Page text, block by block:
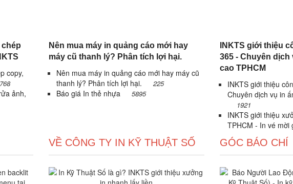
copy,
ảnh,
Nên mua máy in quảng cáo mới hay
máy cũ thanh lý? Phân tích lợi hại.
Nên mua máy in quảng cáo mới hay máy cũ
thanh lý? Phân tích lợi hại.
225
Báo giá In thẻ nhựa 5895
INKTS giới thiệu
365 - Chuyên
cao TPHCM
INKTS giới thiệu
Chuyên dịch vụ in
1921
INKTS giới thiệu
TPHCM - In vé mời
VỀ CÔNG TY IN KỸ THUẬT SỐ GÓC BÁO CHÍ